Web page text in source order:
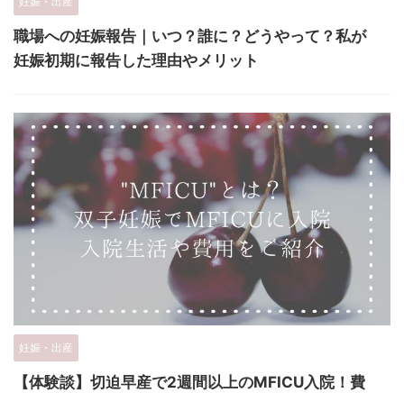
職場への妊娠報告｜いつ？誰に？どうやって？私が
妊娠初期に報告した理由やメリット
妊娠・出産
【体験談】切迫早産で2週間以上のMFICU入院！費